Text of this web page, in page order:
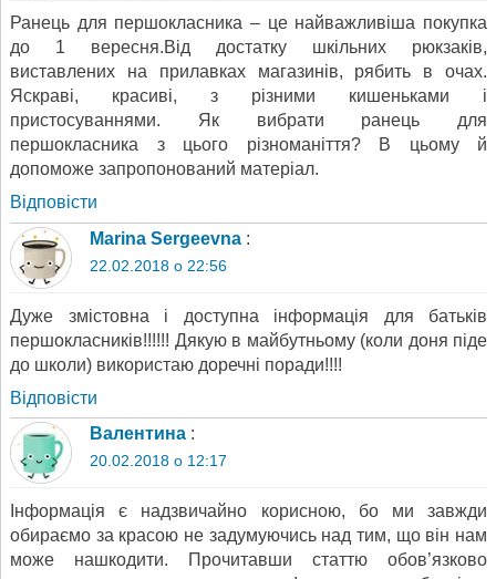
Ранець для першокласника – це найважливіша покупка
до 1 вересня.Від достатку шкільних рюкзаків,
виставлених на прилавках магазинів, рябить в очах.
Яскраві, красиві, з різними кишеньками і
пристосуваннями. Як вибрати ранець для
першокласника з цього різноманіття? В цьому й
допоможе запропонований матеріал.
Відповіcти
Marina Sergeevna :
22.02.2018 о 22:56
Дуже змістовна і доступна інформація для батьків
першокласників!!!!!! Дякую в майбутньому (коли доня піде
до школи) використаю доречні поради!!!!
Відповіcти
Валентина :
20.02.2018 о 12:17
Інформація є надзвичайно корисною, бо ми завжди
обираємо за красою не задумуючись над тим, що він нам
може нашкодити. Прочитавши статтю обов’язково